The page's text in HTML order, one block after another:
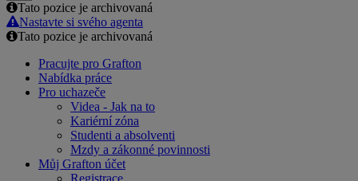
Email
Tato pozice je archivovaná
Nastavte si svého agenta
Tato pozice je archivovaná
Pracujte pro Grafton
Nabídka práce
Pro uchazeče
Videa - Jak na to
Kariérní zóna
Studenti a absolventi
Mzdy a zákonné povinnosti
Můj Grafton účet